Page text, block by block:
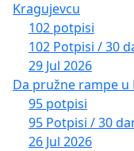
Ђорђе
НСПМ
др Зорка
проф. др Игор
Маринко
Kragujevcu
102 potpisi
102 Potpisi / 30
29 Jul 2026
Da pružne rampe
95 potpisi
95 Potpisi / 30
26 Jul 2026